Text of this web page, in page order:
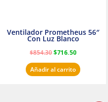
Ventilador Prometheus 56″
Con Luz Blanco
$854.30$716.50
Añadir al carrito